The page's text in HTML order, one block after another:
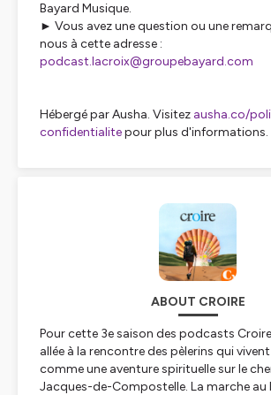
Bayard Musique.
► Vous avez une question ou une
nous à cette adresse :
podcast.lacroix@groupebayard.com
Hébergé par Ausha. Visitez ausha.co/
confidentialitepour plus d'informations.
ABOUT CROIRE
Pour cette 3e saison des podcasts Croire
allée à la rencontre des pèlerins qui
comme une aventure spirituelle sur le
Jacques-de-Compostelle. La marche au